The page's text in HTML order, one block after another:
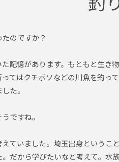
のですか？
記憶があります。もともと生
てはクチボソなどの川魚を釣
た。
ですね。
ていました。埼玉出身というこ
だから学びたいなと考えて。